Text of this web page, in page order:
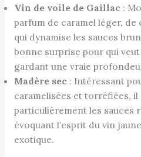
Vin de voile de Gaillac :
parfum de caramel léger,
qui dynamise les sauces
bonne surprise pour qui
gardant une vraie
Madère sec : Intéressant
caramelisées et torréfiées,
particulièrement les sauces
évoquant l’esprit du vin
exotique.